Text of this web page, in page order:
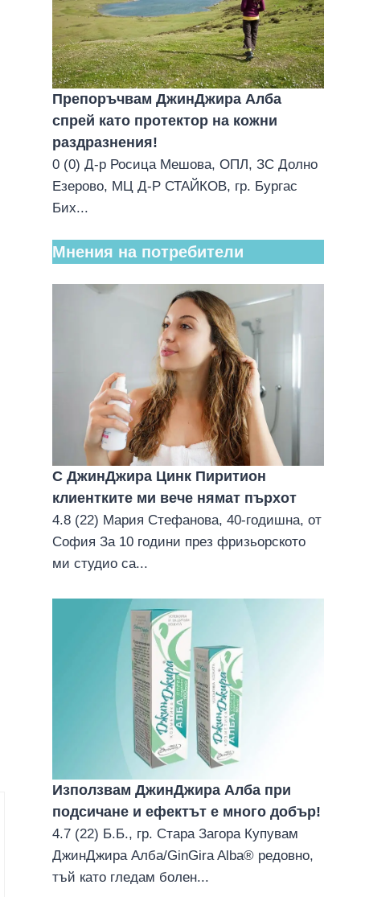
Препоръчвам ДжинДжира Алба
спрей като протектор на кожни
раздразнения!
0 (0) Д-р Росица Мешова, ОПЛ, ЗС Долно
Езерово, МЦ Д-Р СТАЙКОВ, гр. Бургас
Бих...
Мнения на потребители
С ДжинДжира Цинк Пиритион
клиентките ми вече нямат пърхoт
4.8 (22) Мария Стефанова, 40-годишна, от
София За 10 години през фризьорското
ми студио са...
Използвам ДжинДжира Алба при
подсичане и ефектът е много добър!
4.7 (22) Б.Б., гр. Стара Загора Купувам
ДжинДжира Алба/GinGira Alba® редовно,
тъй като гледам болен...